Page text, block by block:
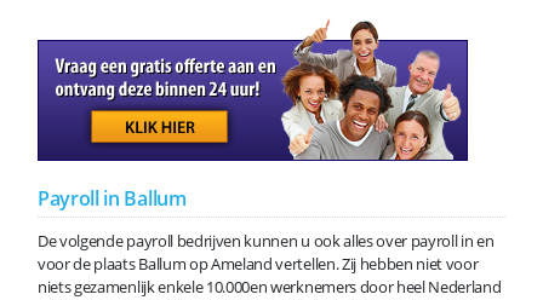
Payroll in Ballum
De volgende payroll bedrijven kunnen u ook alles over payroll in en
voor de plaats Ballum op Ameland vertellen. Zij hebben niet voor
niets gezamenlijk enkele 10.000en werknemers door heel Nederland